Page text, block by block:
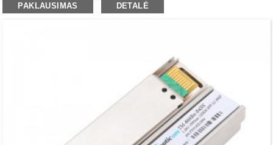
PAKLAUSIMAS DETALĖ